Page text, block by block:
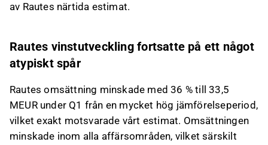
av Rautes närtida estimat.
Rautes vinstutveckling fortsatte på ett något
atypiskt spår
Rautes omsättning minskade med 36 % till 33,5
MEUR under Q1 från en mycket hög jämförelseperiod,
vilket exakt motsvarade vårt estimat. Omsättningen
minskade inom alla affärsområden, vilket särskilt